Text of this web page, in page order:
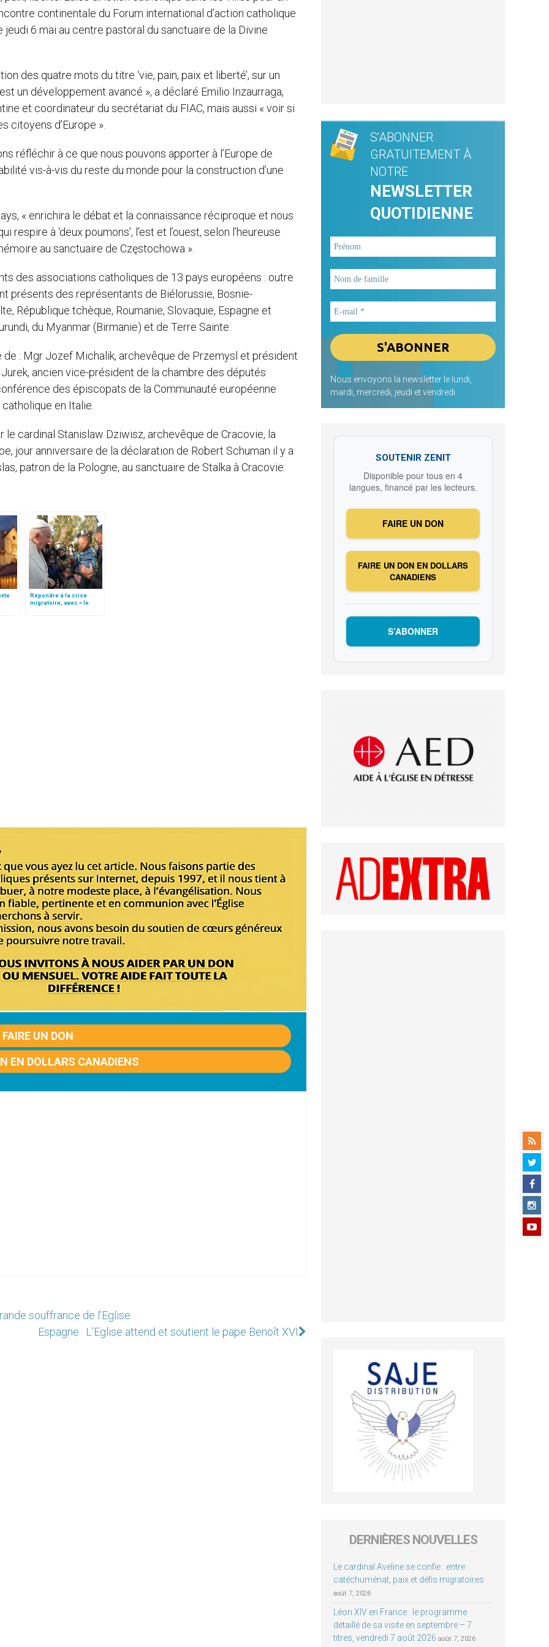
continentale du Forum international d’action catholique
jeudi 6 mai au centre pastoral du sanctuaire de la Divine
des quatre mots du titre ‘vie, pain, paix et liberté’, sur un
un développement avancé », a déclaré Emilio Inzaurraga,
et coordinateur du secrétariat du FIAC, mais aussi « voir si
citoyens d’Europe ».
réfléchir à ce que nous pouvons apporter à l’Europe de
vis-à-vis du reste du monde pour la construction d’une
« enrichira le débat et la connaissance réciproque et nous
à ‘deux poumons’, l’est et l’ouest, selon l’heureuse
au sanctuaire de Częstochowa ».
des associations catholiques de 13 pays européens : outre
présents des représentants de Biélorussie, Bosnie-
République tchèque, Roumanie, Slovaquie, Espagne et
du Myanmar (Birmanie) et de Terre Sainte.
: Mgr Jozef Michalik, archevêque de Przemysl et président
ancien vice-président de la chambre des députés
des épiscopats de la Communauté européenne
en Italie.
cardinal Stanislaw Dziwisz, archevêque de Cracovie, la
jour anniversaire de la déclaration de Robert Schuman il y a
patron de la Pologne, au sanctuaire de Stalka à Cracovie.
Répondre à la crise
migratoire, avec « le
FAIRE UN DON
EN DOLLARS CANADIENS
souffrance de l’Eglise
Espagne : L’Eglise attend et soutient le pape Benoît XVI
S'ABONNER
GRATUITEMENT À
NOTRE
NEWSLETTER
QUOTIDIENNE
Nous envoyons la newsletter le lundi,
mardi, mercredi, jeudi et vendredi
SOUTENIR ZENIT
Disponible pour tous en 4
langues, financé par les lecteurs.
FAIRE UN DON
FAIRE UN DON EN DOLLARS
CANADIENS
S’ABONNER
DERNIÈRES NOUVELLES
Le cardinal Aveline se confie : entre
catéchuménat, paix et défis migratoires
août 7, 2026
Léon XIV en France : le programme
détaillé de sa visite en septembre – 7
titres, vendredi 7 août 2026 août 7, 2026